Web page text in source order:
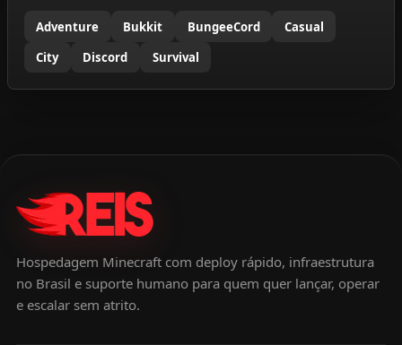
Adventure Bukkit BungeeCord
Casual
City
Discord Survival
Hospedagem Minecraft com deploy rápido, infraestrutura
no Brasil e suporte humano para quem quer lançar, operar
e escalar sem atrito.